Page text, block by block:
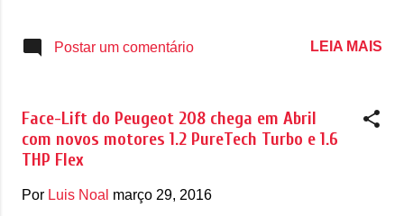
câmbio caixa manual de seis velocidades ou
ao mercado brasileiro. Elétrico, a aposta da
destaques do E200 estão os faróis de LEDs
e LEDs diurnos, além de lanternas com
de potência, com autonomia de 220km e
velocidade, com velocidade máxima de
Postar um comentário LEIA MAIS
Face-Lift do Peugeot 208 chega em Abril
com novos motores 1.2 PureTech Turbo e 1.6
THP Flex
Por Luis Noal março 29, 2016